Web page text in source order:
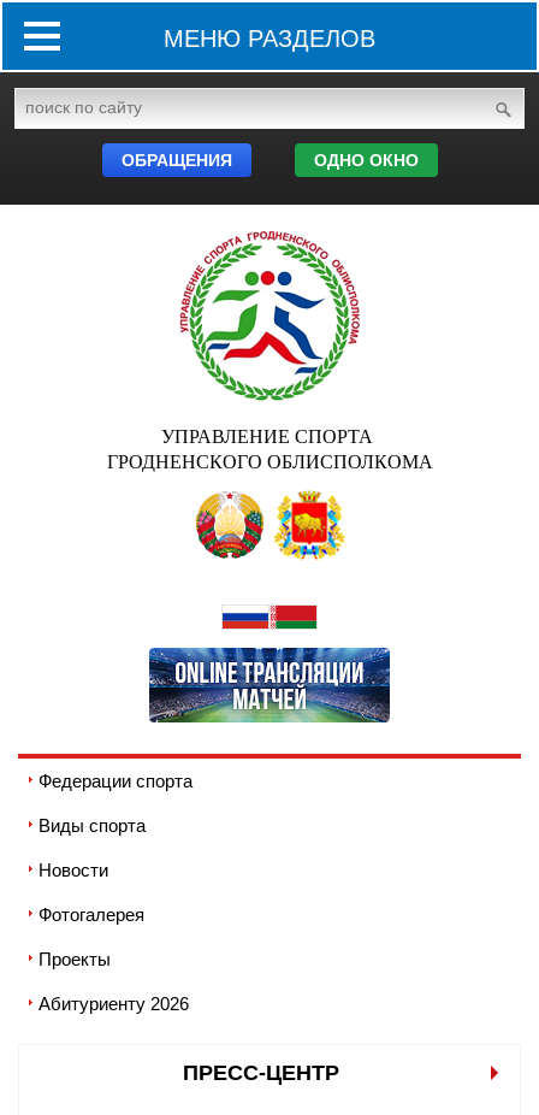
МЕНЮ РАЗДЕЛОВ
ОБРАЩЕНИЯ ОДНО ОКНО
УПРАВЛЕНИЕ СПОРТА
ГРОДНЕНСКОГО ОБЛИСПОЛКОМА
Федерации спорта
Виды спорта
Новости
Фотогалерея
Проекты
Абитуриенту 2026
ПРЕСС-ЦЕНТР